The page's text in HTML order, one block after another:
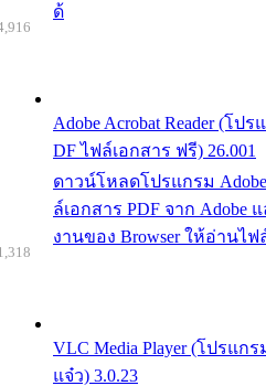
ด้
Adobe Acrobat Reader (โป
DF ไฟล์เอกสาร ฟรี) 26.001
ดาวน์โหลดโปรแกรม Adobe
ล์เอกสาร PDF จาก Adobe
งานของ Browser ให้อ่านไฟ
VLC Media Player (โปรแ
แจ๋ว) 3.0.23